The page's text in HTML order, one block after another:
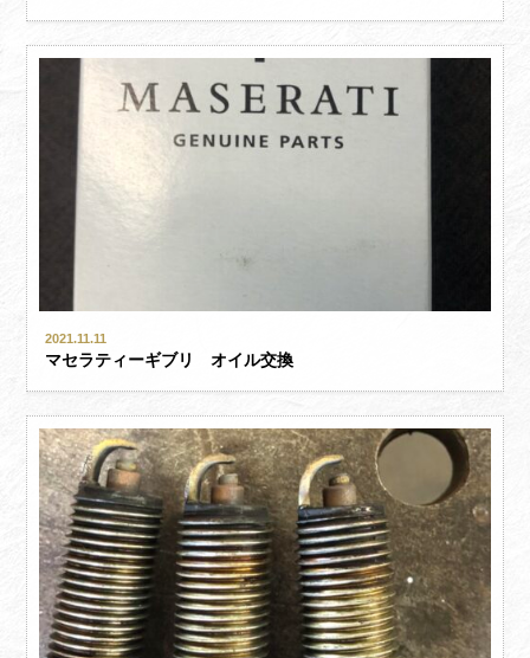
2021.11.11
マセラティーギブリ オイル交換